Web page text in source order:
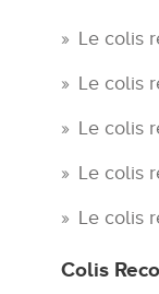
Le colis
Le colis
Le colis
Le colis
Le colis
Colis